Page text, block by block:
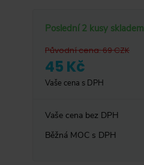
Poslední 2 kusy skladem
Původní cena:69CZK
45 Kč
Vaše cena s DPH
Vaše cena bez DPH
Běžná MOC s DPH